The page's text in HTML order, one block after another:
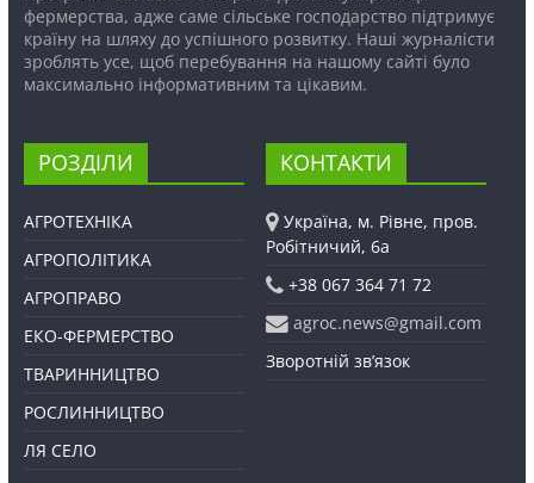
фермерства, адже саме сільське господарство підтримує
країну на шляху до успішного розвитку. Наші журналісти
зроблять усе, щоб перебування на нашому сайті було
максимально інформативним та цікавим.
РОЗДІЛИ
АГРОТЕХНІКА
АГРОПОЛІТИКА
АГРОПРАВО
ЕКО-ФЕРМЕРСТВО
ТВАРИННИЦТВО
РОСЛИННИЦТВО
ЛЯ СЕЛО
КОНТАКТИ
Україна, м. Рівне, пров.
Робітничий, 6а
+38 067 364 71 72
agroc.news@gmail.com
Зворотній зв’язок